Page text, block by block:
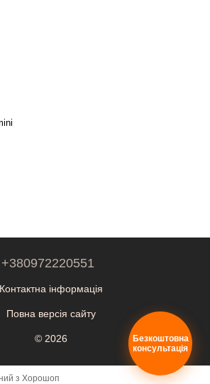
+380972220551
Контактна інформація
Повна версія сайту
© 2026
з Хорошоп
Безкоштовна
консультація